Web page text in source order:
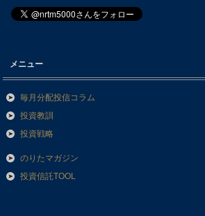
メニュー
毎月分配投信コラム
投資教訓
投資戦略
のりたマガジン
投資信託TOOL